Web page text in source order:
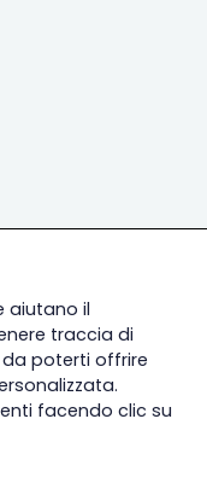
aiutano il
traccia di
poterti offrire
facendo clic su